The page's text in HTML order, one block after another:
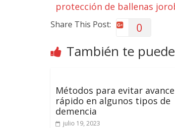
protección de ballenas
Share This Post: 0
También te
Métodos para evitar avance
rápido en algunos tipos de
demencia
julio 19, 2023